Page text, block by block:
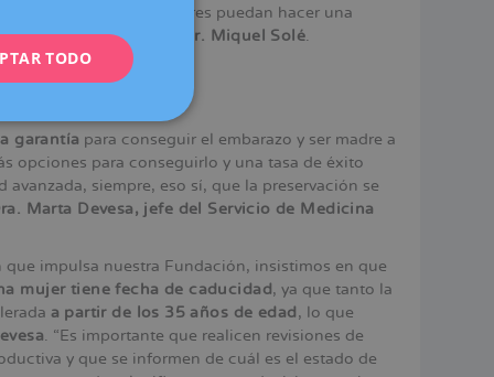
para que las mujeres puedan hacer una
explica elbiólogo Dr. Miquel Solé.
garantía para conseguir el embarazo y ser madre a
opciones para conseguirlo y una tasa de éxito
siempre, eso sí, que la preservación se
Marta Devesa, jefe del Servicio de Medicina
impulsa nuestra Fundación, insistimos en que
mujer tiene fecha de caducidad, ya que tanto la
a partir de los 35 años de edad, lo que
. “Es importante que realicen revisiones de
y que se informen de cuál es el estado de
FRENCH
ESPAÑOL
TODO